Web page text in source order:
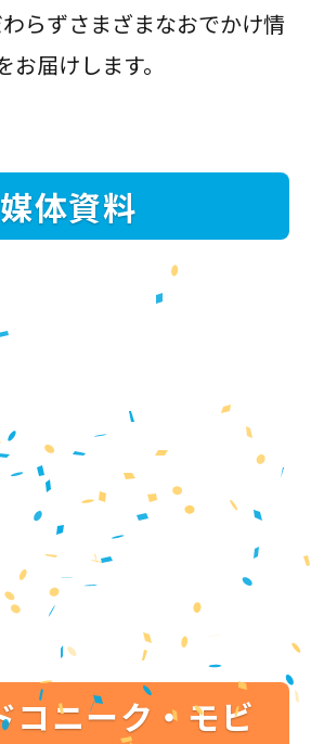
らずさまざまなおでかけ情
お届けします。
媒体資料
コニーク・モビ